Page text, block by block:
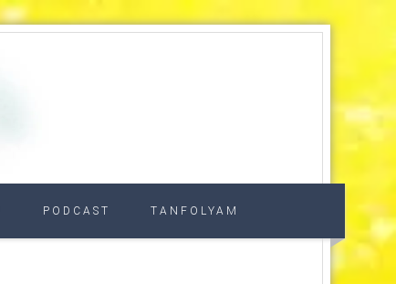
PODCAST TANFOLYAM